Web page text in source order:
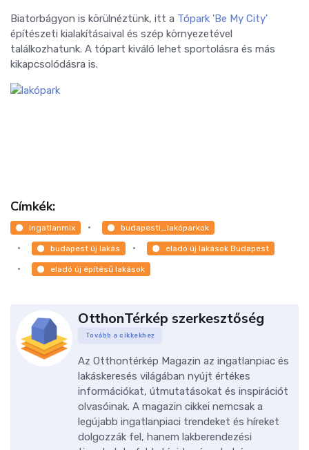
Biatorbágyon is körülnéztünk, itt a Tópark 'Be My City'
építészeti kialakításaival és szép környezetével
találkozhatunk. A tópart kiváló lehet sportolásra és más
kikapcsolódásra is.
Címkék:
Ingatlanmix budapesti_lakóparkok
budapest új lakás eladó új lakások Budapest
eladó új építésű lakások
OtthonTérkép szerkesztőség
Tovább a cikkekhez
Az Otthontérkép Magazin az ingatlanpiac és
lakáskeresés világában nyújt értékes
információkat, útmutatásokat és inspirációt
olvasóinak. A magazin cikkei nemcsak a
legújabb ingatlanpiaci trendeket és híreket
dolgozzák fel, hanem lakberendezési